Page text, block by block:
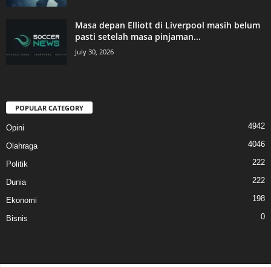
Masa depan Elliott di Liverpool masih belum
pasti setelah masa pinjaman...
July 30, 2026
POPULAR CATEGORY
Opini 4942
Olahraga 4046
Politik 222
Dunia 222
Ekonomi 198
Bisnis 0